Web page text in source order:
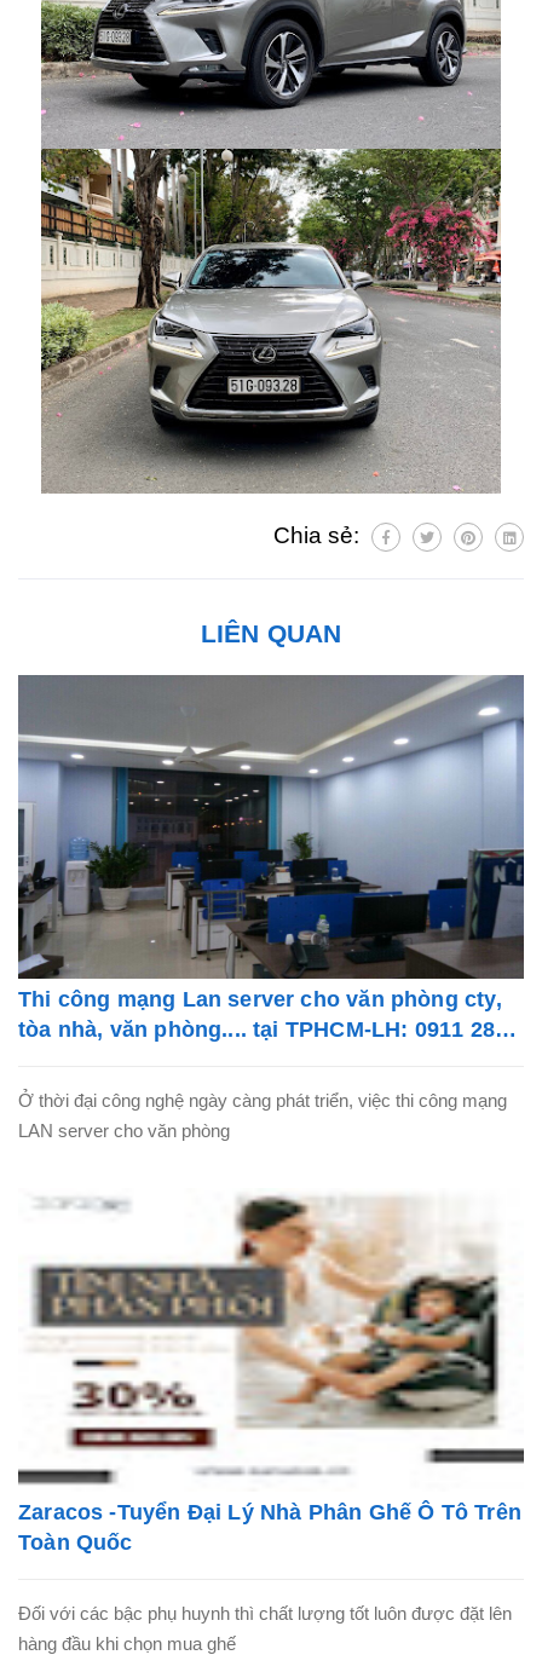
Chia sẻ:
LIÊN QUAN
Thi công mạng Lan server cho văn phòng cty,
tòa nhà, văn phòng.... tại TPHCM-LH: 0911 28
Ở thời đại công nghệ ngày càng phát triển, việc thi công mạng
LAN server cho văn phòng
Zaracos -Tuyển Đại Lý Nhà Phân Ghế Ô Tô Trên
Toàn Quốc
Đối với các bậc phụ huynh thì chất lượng tốt luôn được đặt lên
hàng đầu khi chọn mua ghế